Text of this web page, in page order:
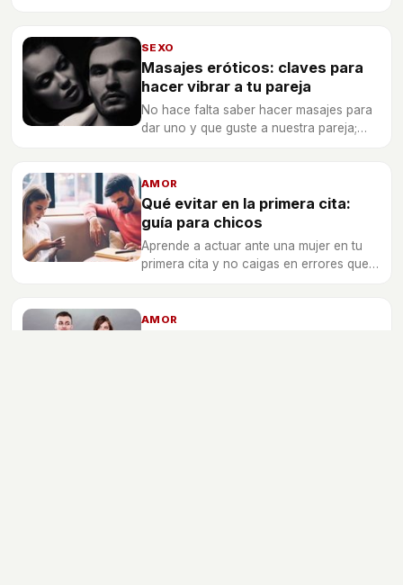
tener una verdadera y desinteresada
amistad libre de cargas sexuales.
SEXO
Masajes eróticos: claves para
hacer vibrar a tu pareja
No hace falta saber hacer masajes para
dar uno y que guste a nuestra pareja;
consejos a poner en práctica.
AMOR
Qué evitar en la primera cita:
guía para chicos
Aprende a actuar ante una mujer en tu
primera cita y no caigas en errores que
AMOR